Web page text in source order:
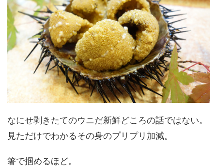
なにせ剥きたてのウニだ新鮮どころの話ではない。
見ただけでわかるその身のプリプリ加減。
箸で掴めるほど。